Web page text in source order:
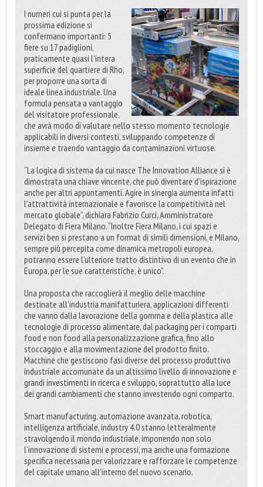
I numeri cui si punta per la
prossima edizione si
confermano importanti: 5
fiere su 17 padiglioni,
praticamente quasi l’intera
superficie del quartiere di Rho,
per proporre una sorta di
ideale linea industriale. Una
formula pensata a vantaggio
del visitatore professionale,
che avrà modo di valutare nello stesso momento tecnologie
applicabili in diversi contesti, sviluppando competenze di
insieme e traendo vantaggio da contaminazioni virtuose.
“La logica di sistema da cui nasce The Innovation Alliance si è
dimostrata una chiave vincente, che può diventare d’ispirazione
anche per altri appuntamenti. Agire in sinergia aumenta infatti
l’attrattività internazionale e favorisce la competitività nel
mercato globale”, dichiara Fabrizio Curci, Amministratore
Delegato di Fiera Milano. “Inoltre Fiera Milano, i cui spazi e
servizi ben si prestano a un format di simili dimensioni, e Milano,
sempre più percepita come dinamica metropoli europea,
potranno essere l’ulteriore tratto distintivo di un evento che in
Europa, per le sue caratteristiche, è unico”.
Una proposta che raccoglierà il meglio delle macchine
destinate all’industria manifatturiera, applicazioni differenti
che vanno dalla lavorazione della gomma e della plastica alle
tecnologie di processo alimentare, dal packaging per i comparti
food e non food alla personalizzazione grafica, fino allo
stoccaggio e alla movimentazione del prodotto finito.
Macchine che gestiscono fasi diverse del processo produttivo
industriale accomunate da un altissimo livello di innovazione e
grandi investimenti in ricerca e sviluppo, soprattutto alla luce
dei grandi cambiamenti che stanno investendo ogni comparto.
Smart manufacturing, automazione avanzata, robotica,
intelligenza artificiale, industry 4.0 stanno letteralmente
stravolgendo il mondo industriale, imponendo non solo
l’innovazione di sistemi e processi, ma anche una formazione
specifica necessaria per valorizzare e rafforzare le competenze
del capitale umano all’interno del nuovo scenario.